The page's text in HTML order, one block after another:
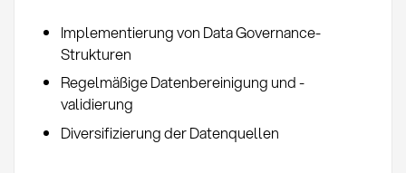
Implementierung von Data Governance-
Strukturen
Regelmäßige Datenbereinigung und -
validierung
Diversifizierung der Datenquellen